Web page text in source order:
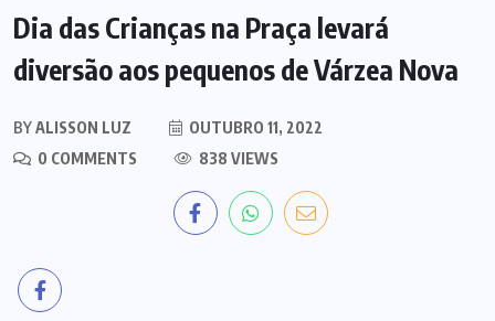
Dia das Crianças na Praça levará
diversão aos pequenos de Várzea Nova
BYALISSON LUZ
OUTUBRO 11, 2022
0 COMMENTS
838 VIEWS